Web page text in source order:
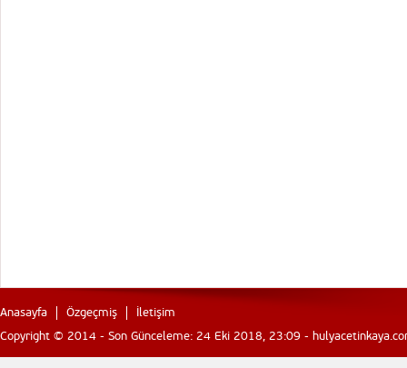
Anasayfa Özgeçmiş
İletişim
Copyright © 2014 - Son Günceleme: 24 Eki 2018, 23:09 -